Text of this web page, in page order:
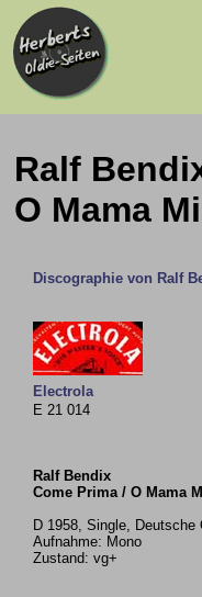
Ralf
O Mama
Discographie von Ralf
Electrola
E 21 014
Ralf Bendix
Come Prima / O Mama
D 1958, Single, Deutsche
Aufnahme: Mono
Zustand: vg+